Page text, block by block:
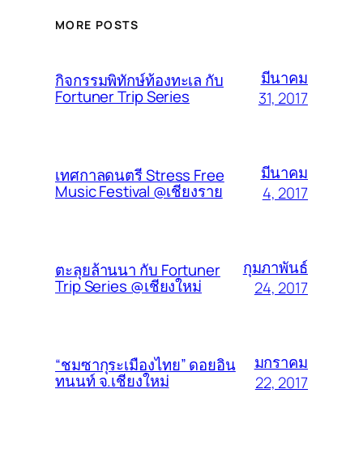
MORE POSTS
กิจกรรมพิทักษ์ท้องทะเล กับ
Fortuner Trip Series
มีนาคม
31, 2017
เทศกาลดนตรี Stress Free
Music Festival @เชียงราย
มีนาคม
4, 2017
ตะลุยล้านนา กับ Fortuner
Trip Series @เชียงใหม่
กุมภาพันธ์
24, 2017
“ชมซากุระเมืองไทย” ดอยอิน
ทนนท์ จ.เชียงใหม่
มกราคม
22, 2017